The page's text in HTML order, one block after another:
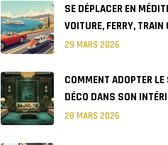
SE DÉPLACER EN
VOITURE, FERRY, TRAIN
29 MARS 2026
COMMENT ADOPTER LE
DÉCO DANS SON
28 MARS 2026